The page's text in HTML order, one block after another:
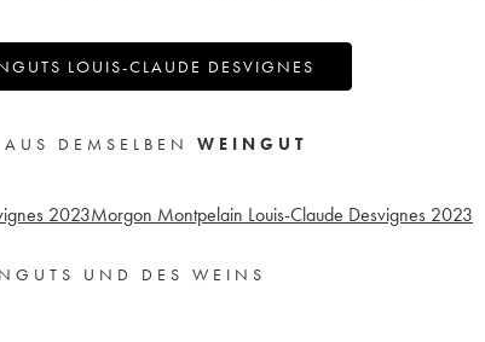
LOUIS-CLAUDE DESVIGNES
DEMSELBEN WEINGUT
2023Morgon Montpelain Louis-Claude Desvignes 2023
UND DES WEINS